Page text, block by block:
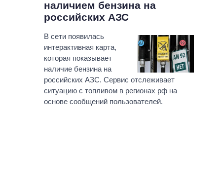
наличием бензина на
российских АЗС
В сети появилась
интерактивная карта,
которая показывает
наличие бензина на
российских АЗС. Сервис отслеживает
ситуацию с топливом в регионах рф на
основе сообщений пользователей.